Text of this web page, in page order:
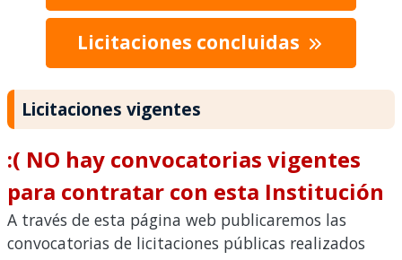
Licitaciones concluidas
Licitaciones vigentes
:( NO hay convocatorias vigentes
para contratar con esta Institución
A través de esta página web publicaremos las
convocatorias de licitaciones públicas realizados